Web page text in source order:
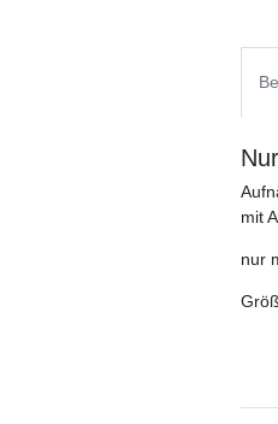
mit
nur